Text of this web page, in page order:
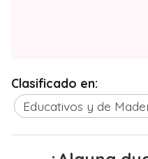
Clasificado en:
Educativos y de